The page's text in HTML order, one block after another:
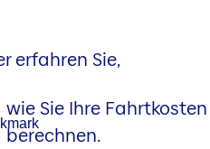
erfahren Sie,
wie Sie Ihre Fahrtkosten
berechnen.